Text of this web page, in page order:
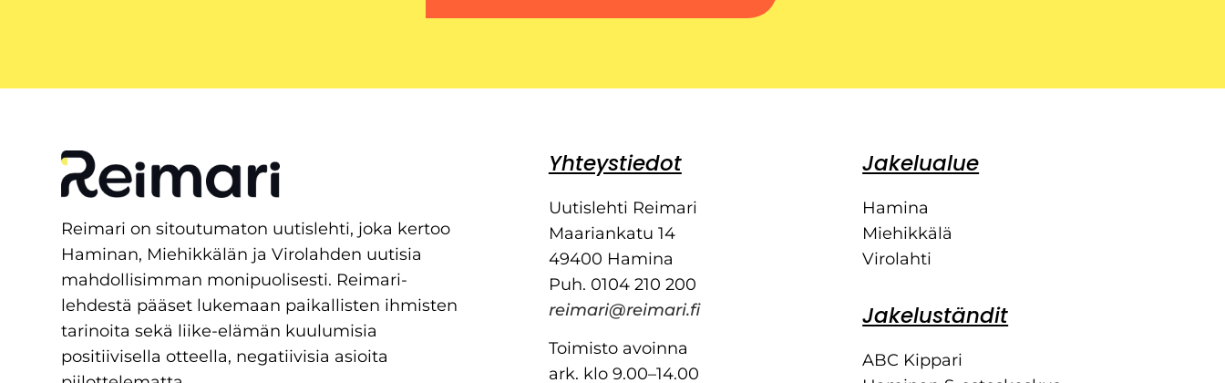
Reimari on sitoutumaton uutislehti, joka kertoo
Haminan, Miehikkälän ja Virolahden uutisia
mahdollisimman monipuolisesti. Reimari-
lehdestä pääset lukemaan paikallisten ihmisten
tarinoita sekä liike-elämän kuulumisia
positiivisella otteella, negatiivisia asioita
Yhteystiedot
Uutislehti Reimari
Maariankatu 14
49400 Hamina
Puh. 0104 210 200
reimari@reimari.fi
Toimisto avoinna
ark. klo 9.00–14.00
Jakelualue
Hamina
Miehikkälä
Virolahti
Jakeluständit
ABC Kippari